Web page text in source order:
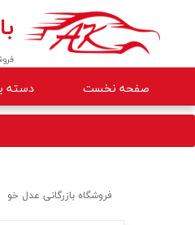
صفحه نخست دسته
فروشگاه بازرگانی عدل خو